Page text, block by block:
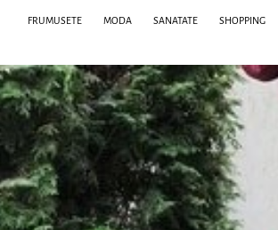
FRUMUSETE MODA SANATATE SHOPPING